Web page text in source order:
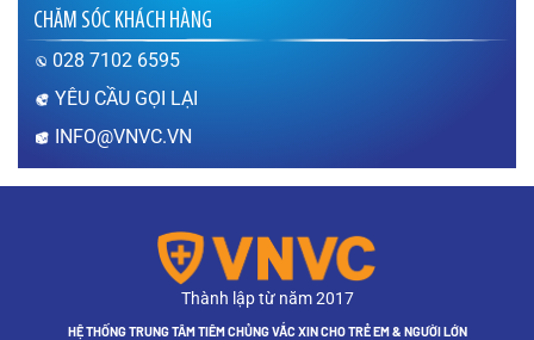
Sau khi tiêm vắc xin bao lâu thì được mang
thai?
Thưa bác sĩ, sau khi tiêm vắc xin bao lâu thì có
thể mang thai? Sau khi tiêm vắc xin chưa được
1 tháng (tính từ thời điểm tiêm phòng) em lỡ có
thai thì có…
XEM THÊM
gì? Em đang mang thai, mắc sùi mào gà thì có
ảnh hưởng như thế nào đến sức khỏe thai nhi?
Mong bác sĩ giải…
CHĂM SÓC KHÁCH HÀNG
028 7102 6595
YÊU CẦU GỌI LẠI
INFO@VNVC.VN
Thành lập từ năm 2017
HỆ THỐNG TRUNG TÂM TIÊM CHỦNG VẮC XIN CHO TRẺ EM & NGƯỜI LỚN